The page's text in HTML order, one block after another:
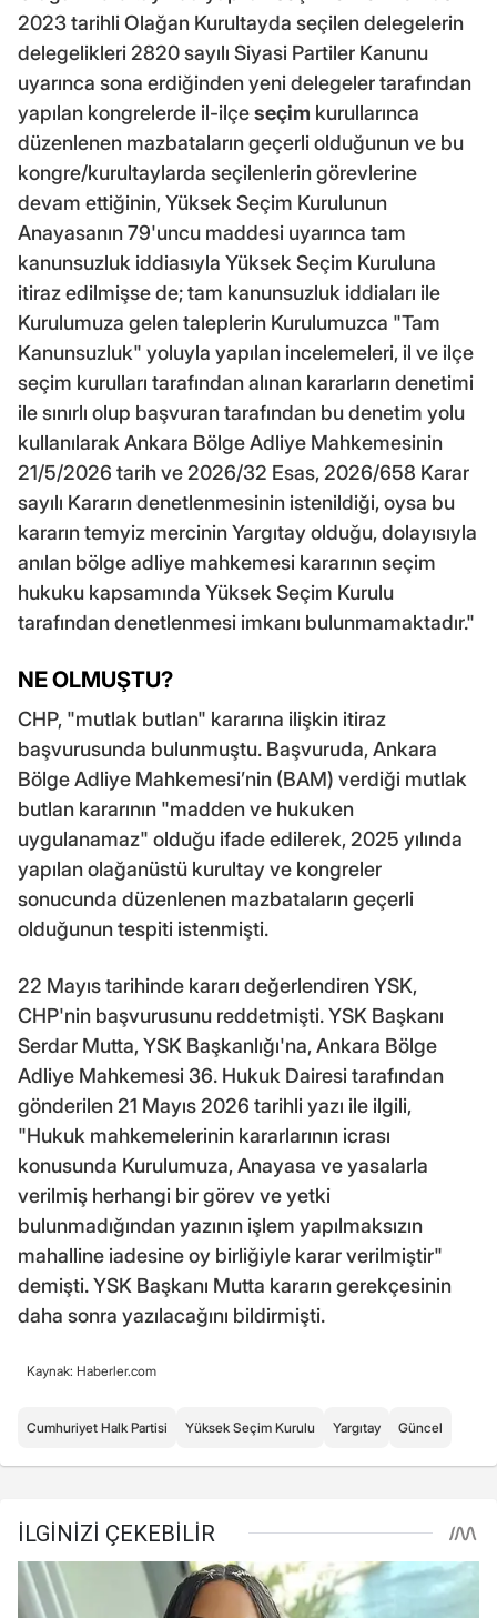
2023 tarihli Olağan Kurultayda seçilen delegelerin
delegelikleri 2820 sayılı Siyasi Partiler Kanunu
uyarınca sona erdiğinden yeni delegeler tarafından
yapılan kongrelerde il-ilçeseçim kurullarınca
düzenlenen mazbataların geçerli olduğunun ve bu
kongre/kurultaylarda seçilenlerin görevlerine
devam ettiğinin, Yüksek Seçim Kurulunun
Anayasanın 79'uncu maddesi uyarınca tam
kanunsuzluk iddiasıyla Yüksek Seçim Kuruluna
itiraz edilmişse de; tam kanunsuzluk iddiaları ile
Kurulumuza gelen taleplerin Kurulumuzca "Tam
Kanunsuzluk" yoluyla yapılan incelemeleri, il ve ilçe
seçim kurulları tarafından alınan kararların denetimi
ile sınırlı olup başvuran tarafından bu denetim yolu
kullanılarak Ankara Bölge Adliye Mahkemesinin
21/5/2026 tarih ve 2026/32 Esas, 2026/658 Karar
sayılı Kararın denetlenmesinin istenildiği, oysa bu
kararın temyiz mercinin Yargıtay olduğu, dolayısıyla
anılan bölge adliye mahkemesi kararının seçim
hukuku kapsamında Yüksek Seçim Kurulu
tarafından denetlenmesi imkanı bulunmamaktadır."
NE OLMUŞTU?
CHP, "mutlak butlan" kararına ilişkin itiraz
başvurusunda bulunmuştu. Başvuruda, Ankara
Bölge Adliye Mahkemesi’nin (BAM) verdiği mutlak
butlan kararının "madden ve hukuken
uygulanamaz" olduğu ifade edilerek, 2025 yılında
yapılan olağanüstü kurultay ve kongreler
sonucunda düzenlenen mazbataların geçerli
olduğunun tespiti istenmişti.
22 Mayıs tarihinde kararı değerlendiren YSK,
CHP'nin başvurusunu reddetmişti. YSK Başkanı
Serdar Mutta, YSK Başkanlığı'na, Ankara Bölge
Adliye Mahkemesi 36. Hukuk Dairesi tarafından
gönderilen 21 Mayıs 2026 tarihli yazı ile ilgili,
"Hukuk mahkemelerinin kararlarının icrası
konusunda Kurulumuza, Anayasa ve yasalarla
verilmiş herhangi bir görev ve yetki
bulunmadığından yazının işlem yapılmaksızın
mahalline iadesine oy birliğiyle karar verilmiştir"
demişti. YSK Başkanı Mutta kararın gerekçesinin
daha sonra yazılacağını bildirmişti.
Kaynak: Haberler.com
Cumhuriyet Halk Partisi Yüksek Seçim Kurulu Yargıtay Güncel